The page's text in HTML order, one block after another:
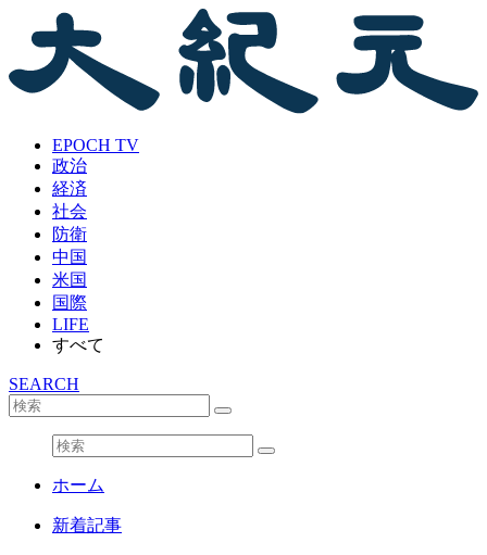
EPOCH TV
政治
経済
社会
防衛
中国
米国
国際
LIFE
すべて
SEARCH
ホーム
新着記事